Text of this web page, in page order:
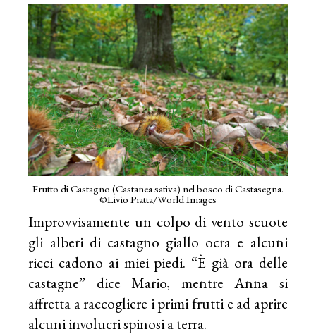
Frutto di Castagno (Castanea sativa) nel bosco di Castasegna.
©Livio Piatta/World Images
Improvvisamente un colpo di vento scuote
gli alberi di castagno giallo ocra e alcuni
ricci cadono ai miei piedi. “È già ora delle
castagne” dice Mario, mentre Anna si
affretta a raccogliere i primi frutti e ad aprire
alcuni involucri spinosi a terra.